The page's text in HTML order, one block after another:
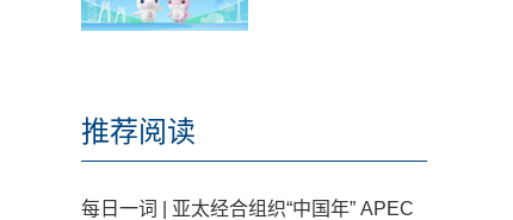
推荐阅读
每日一词 | 亚太经合组织“中国年” APEC